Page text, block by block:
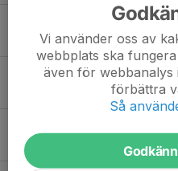
Föräldramöte P11
16 apr 2024 0
Glad påsk! 🐣
28 mar 2024 0
Vi använder oss av
webbplats ska
även för webbanalys
förbättra
Så